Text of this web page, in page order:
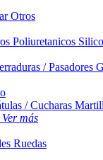
Otros
Poliuretanicos
/ Pasadores
/ Cucharas
Ver más
Ruedas